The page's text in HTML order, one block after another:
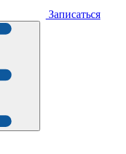
Записаться